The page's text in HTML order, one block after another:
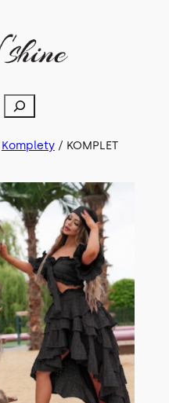
Szukaj
Komplety/ KOMPLET